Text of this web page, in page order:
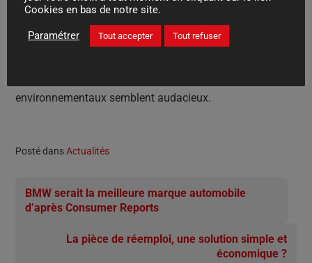
qualité et moins chères que le cuir véritable. Le cuir
environnementaux semblent audacieux.
Posté dansActualités
BMW serait la meilleure marque automobile
d’après Consumer Reports
La pièce de réemploi, une solution simple et
économique ?
Cookies en bas de notre site.
Paramétrer Tout accepter Tout refuser